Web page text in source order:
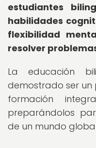
estudiantes
habilidades
flexibilidad
resolver
La educación
demostrado ser
formación
preparándolos
de un mundo